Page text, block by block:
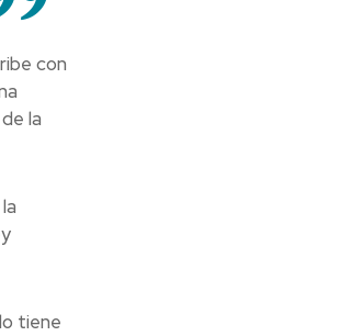
con
la
tiene